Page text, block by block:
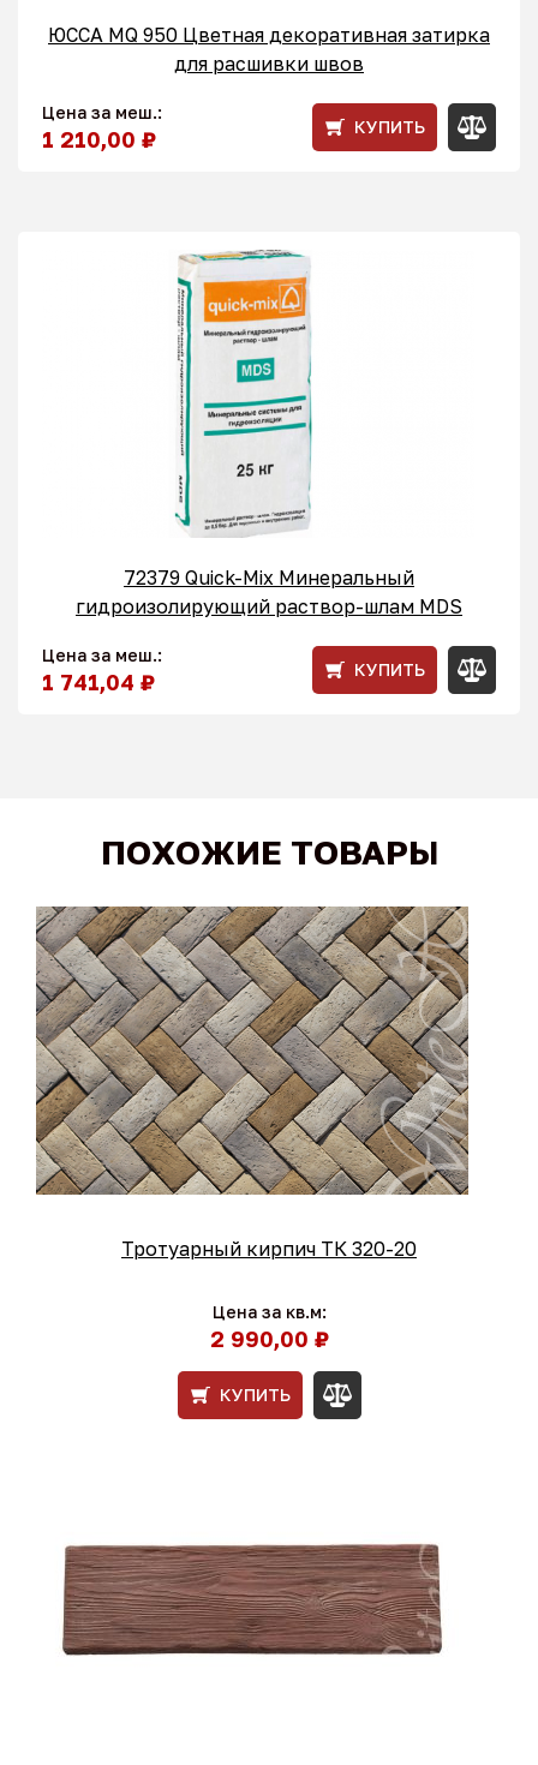
ЮССА MQ 950 Цветная декоративная затирка
для расшивки швов
Цена за меш.:
1 210,00 ₽ КУПИТЬ
72379 Quick-Mix Минеральный
гидроизолирующий раствор-шлам MDS
Цена за меш.:
1 741,04 ₽ КУПИТЬ
ПОХОЖИЕ ТОВАРЫ
Тротуарный кирпич ТК 320-20
Цена за кв.м:
2 990,00 ₽
КУПИТЬ